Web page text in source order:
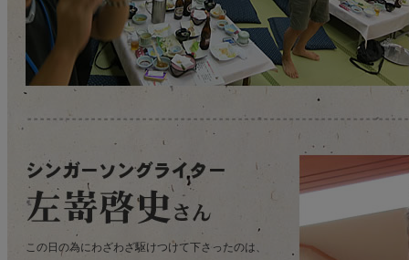
この日の為にわざわざ駆けつけて下さったのは、